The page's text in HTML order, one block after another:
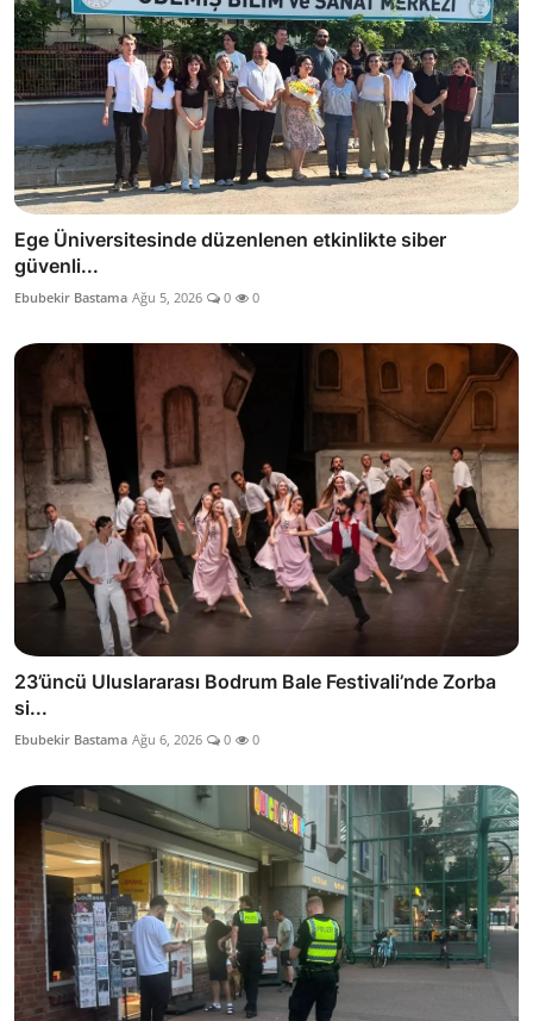
Ege Üniversitesinde düzenlenen etkinlikte siber
güvenli...
Ebubekir Bastama Ağu 5, 2026 0 0
23’üncü Uluslararası Bodrum Bale Festivali’nde Zorba
si...
Ebubekir Bastama Ağu 6, 2026 0 0